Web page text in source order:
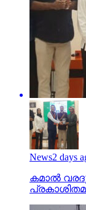
News2 days
കമാൽ